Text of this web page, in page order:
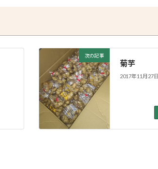
次の記事
菊芋
2017年11月27日